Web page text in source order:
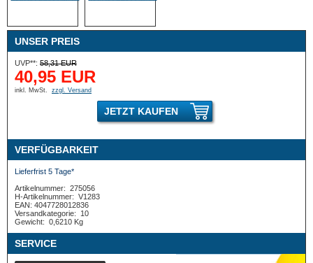
UNSER PREIS
UVP**: 58,31 EUR
40,95 EUR
inkl. MwSt. zzgl. Versand
JETZT KAUFEN
VERFÜGBARKEIT
Lieferfrist 5 Tage*
Artikelnummer: 275056
H-Artikelnummer: V1283
EAN: 4047728012836
Versandkategorie:
10
Gewicht: 0,6210 Kg
SERVICE